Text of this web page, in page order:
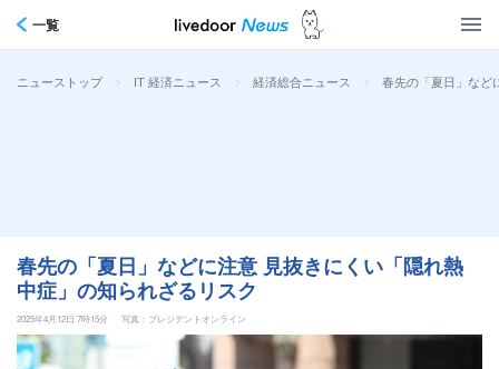
一覧
ニューストップ > IT 経済ニュース > 経済総合ニュース > 春先の「夏日」など
春先の「夏日」などに注意 見抜きにくい「隠れ熱
中症」の知られざるリスク
2025年4月12日 7時15分 写真：プレジデントオンライン